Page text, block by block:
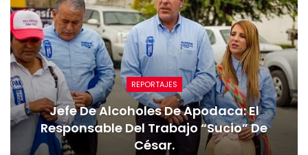
REPORTAJES
Jefe De Alcoholes De Apodaca: El
Responsable Del Trabajo “sucio” De
César.